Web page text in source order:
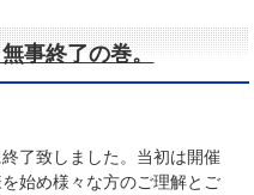
事終了の巻。
了致しました。当初は開催
始め様々な方のご理解とご